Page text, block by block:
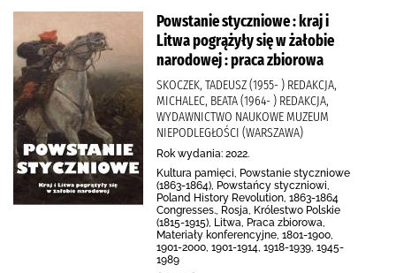
Powstanie styczniowe : kraj i
Litwa pogrążyły się w żałobie
narodowej : praca zbiorowa
SKOCZEK, TADEUSZ (1955- ) REDAKCJA,
MICHALEC, BEATA (1964- ) REDAKCJA,
WYDAWNICTWO NAUKOWE MUZEUM
NIEPODLEGŁOŚCI (WARSZAWA)
Rok wydania: 2022.
Kultura pamięci, Powstanie styczniowe
(1863-1864), Powstańcy styczniowi,
Poland History Revolution, 1863-1864
Congresses., Rosja, Królestwo Polskie
(1815-1915), Litwa, Praca zbiorowa,
Materiały konferencyjne, 1801-1900,
1901-2000, 1901-1914, 1918-1939, 1945-
1989